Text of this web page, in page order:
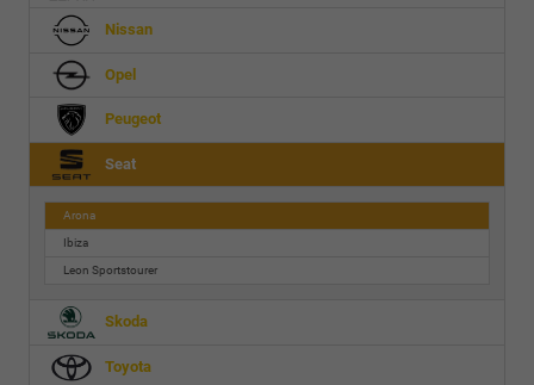
Nissan
Opel
Peugeot
Seat
Arona
Ibiza
Leon Sportstourer
Skoda
Toyota